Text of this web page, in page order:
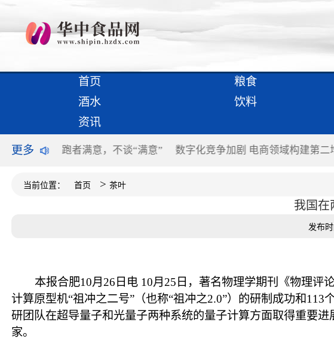
首页 粮食
酒水
饮料
资讯
更多
半个世纪 跑者满意，不谈“满意” 数字化竞争加剧 电商领域构建第二
当前位置： 首页 >茶叶
我国在
发布时
本报合肥10月26日电 10月25日，著名物理学期刊《物理
计算原型机“祖冲之二号”（也称“祖冲之2.0”）的研制成功和
研团队在超导量子和光量子两种系统的量子计算方面取得重要
家。